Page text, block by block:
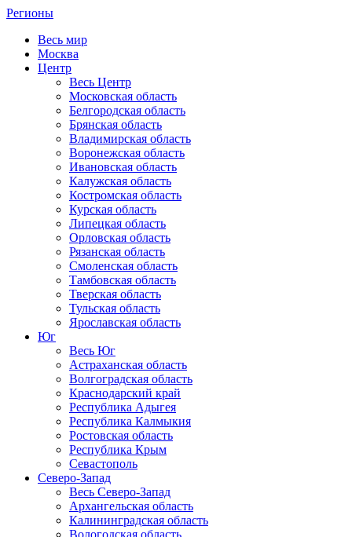
Регионы
Весь мир
Москва
Центр
Весь Центр
Московская область
Белгородская область
Брянская область
Владимирская область
Воронежская область
Ивановская область
Калужская область
Костромская область
Курская область
Липецкая область
Орловская область
Рязанская область
Смоленская область
Тамбовская область
Тверская область
Тульская область
Ярославская область
Юг
Весь Юг
Астраханская область
Волгоградская область
Краснодарский край
Республика Адыгея
Республика Калмыкия
Ростовская область
Республика Крым
Севастополь
Северо-Запад
Весь Северо-Запад
Архангельская область
Калининградская область
Вологодская область